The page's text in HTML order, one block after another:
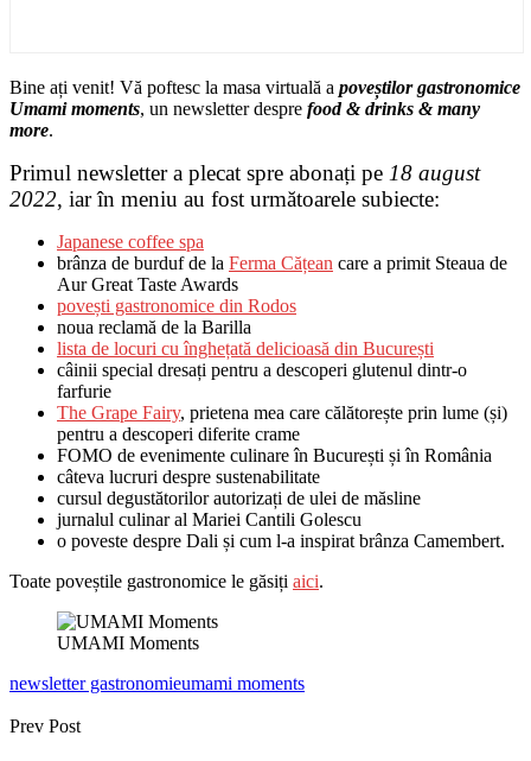
Bine ați venit! Vă poftesc la masa virtuală a poveștilor gastronomice
Umami moments, un newsletter despre food & drinks & many
more.
Primul newsletter a plecat spre abonați pe 18 august
2022, iar în meniu au fost următoarele subiecte:
Japanese coffee spa
brânza de burduf de la Ferma Cățean care a primit Steaua de
Aur Great Taste Awards
povești gastronomice din Rodos
noua reclamă de la Barilla
lista de locuri cu înghețată delicioasă din București
câinii special dresați pentru a descoperi glutenul dintr-o
farfurie
The Grape Fairy, prietena mea care călătorește prin lume (și)
pentru a descoperi diferite crame
FOMO de evenimente culinare în București și în România
câteva lucruri despre sustenabilitate
cursul degustătorilor autorizați de ulei de măsline
jurnalul culinar al Mariei Cantili Golescu
o poveste despre Dali și cum l-a inspirat brânza Camembert.
Toate poveștile gastronomice le găsiți aici.
UMAMI Moments
newsletter gastronomieumami moments
Prev Post